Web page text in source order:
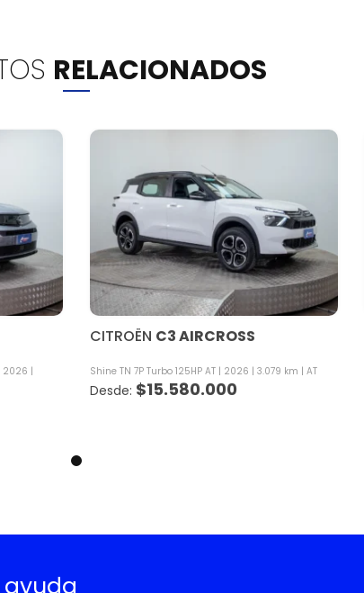
RELACIONADOS
2026
CITROËN C3 AIRCROSS
Shine TN 7P Turbo 125HP AT 2026 3.079 km AT
$15.580.000